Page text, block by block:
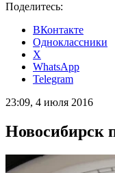
Поделитесь:
ВКонтакте
Одноклассники
X
WhatsApp
Telegram
23:09, 4 июля 2016
Новосибирск